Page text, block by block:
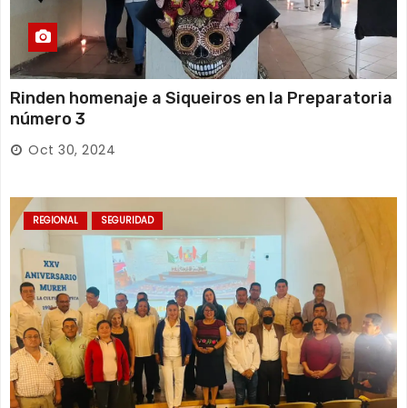
Rinden homenaje a Siqueiros en la Preparatoria
número 3
Oct 30, 2024
REGIONAL SEGURIDAD